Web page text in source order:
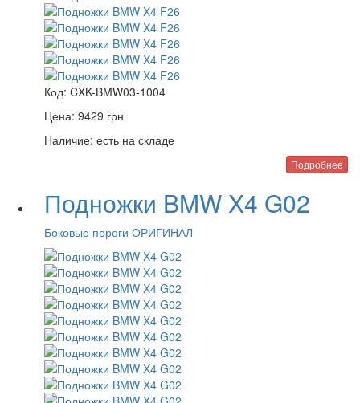
Код: CXK-BMW03-1004
Цена: 9429 грн
Наличие: есть на складе
Подробнее
Подножки BMW X4 G02
Боковые пороги ОРИГИНАЛ